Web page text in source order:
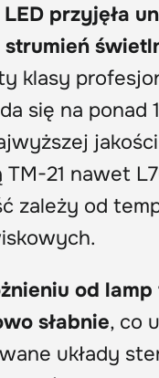
LED przyjęła
klasy
się na
TM-21 nawet
zależy od
od
słabnie, co
układy